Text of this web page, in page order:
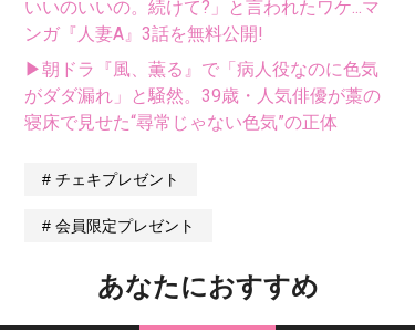
いいのいいの。続けて?」と言われたワケ...マ
ンガ『人妻A』3話を無料公開!
▶朝ドラ『風、薫る』で「病人役なのに色気
がダダ漏れ」と騒然。39歳・人気俳優が藁の
寝床で見せた“尋常じゃない色気”の正体
チェキプレゼント
会員限定プレゼント
あなたにおすすめ